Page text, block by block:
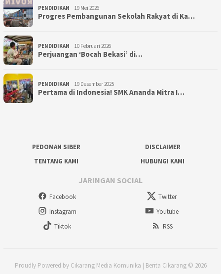
PENDIDIKAN 19 Mei 2026
Progres Pembangunan Sekolah Rakyat di Ka…
PENDIDIKAN 10 Februari 2026
Perjuangan ‘Bocah Bekasi’ di…
PENDIDIKAN 19 Desember 2025
Pertama di Indonesia! SMK Ananda Mitra I…
PEDOMAN SIBER
DISCLAIMER
TENTANG KAMI
HUBUNGI KAMI
JARINGAN SOCIAL
Facebook
Twitter
Instagram
Youtube
Tiktok
RSS
Proudly Powered by Cikarang Media Komunika | Berita Cikarang © 2026